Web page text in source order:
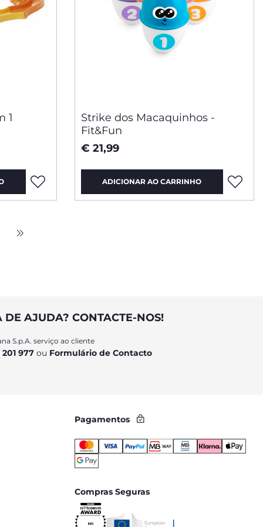
1
Strike dos Macaquinhos -
Fit&Fun
€ 21,99
ADICIONAR AO CARRINHO
DE AJUDA? CONTACTE-NOS!
S.p.A. serviço ao cliente
977ou Formulário de Contacto
Pagamentos
Compras Seguras